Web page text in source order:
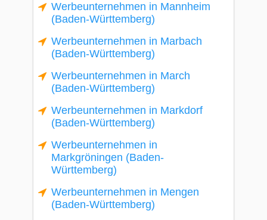
Werbeunternehmen in Mannheim
(Baden-Württemberg)
Werbeunternehmen in Marbach
(Baden-Württemberg)
Werbeunternehmen in March
(Baden-Württemberg)
Werbeunternehmen in Markdorf
(Baden-Württemberg)
Werbeunternehmen in
Markgröningen (Baden-
Württemberg)
Werbeunternehmen in Mengen
(Baden-Württemberg)